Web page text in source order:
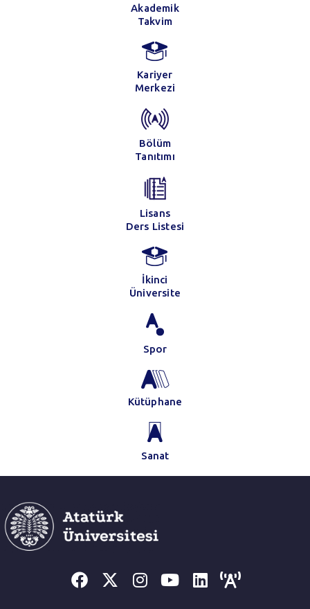
Akademik
Takvim
Kariyer
Merkezi
Bölüm
Tanıtımı
Lisans
Ders Listesi
İkinci
Üniversite
Spor
Kütüphane
Sanat